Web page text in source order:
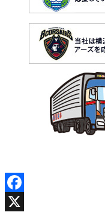
Facebook